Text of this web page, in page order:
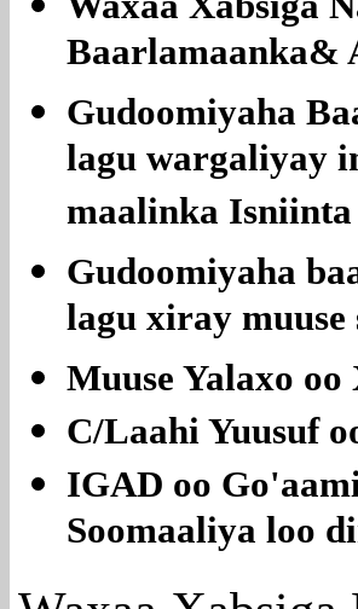
Baarlamaanka&
Gudoomiyaha
lagu wargaliyay
maalinka Isniinta
Gudoomiyaha
lagu xiray
Muuse Yalaxo
C/Laahi Yuusuf
IGAD oo
Soomaaliya loo